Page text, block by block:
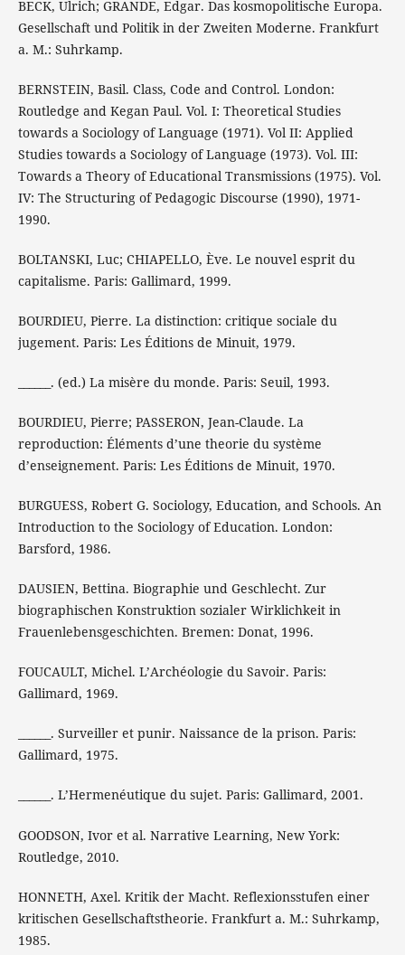
BECK, Ulrich; GRANDE, Edgar. Das kosmopolitische Europa.
Gesellschaft und Politik in der Zweiten Moderne. Frankfurt
a. M.: Suhrkamp.
BERNSTEIN, Basil. Class, Code and Control. London:
Routledge and Kegan Paul. Vol. I: Theoretical Studies
towards a Sociology of Language (1971). Vol II: Applied
Studies towards a Sociology of Language (1973). Vol. III:
Towards a Theory of Educational Transmissions (1975). Vol.
IV: The Structuring of Pedagogic Discourse (1990), 1971-
1990.
BOLTANSKI, Luc; CHIAPELLO, Ève. Le nouvel esprit du
capitalisme. Paris: Gallimard, 1999.
BOURDIEU, Pierre. La distinction: critique sociale du
jugement. Paris: Les Éditions de Minuit, 1979.
______. (ed.) La misère du monde. Paris: Seuil, 1993.
BOURDIEU, Pierre; PASSERON, Jean-Claude. La
reproduction: Éléments d’une theorie du système
d’enseignement. Paris: Les Éditions de Minuit, 1970.
BURGUESS, Robert G. Sociology, Education, and Schools. An
Introduction to the Sociology of Education. London:
Barsford, 1986.
DAUSIEN, Bettina. Biographie und Geschlecht. Zur
biographischen Konstruktion sozialer Wirklichkeit in
Frauenlebensgeschichten. Bremen: Donat, 1996.
FOUCAULT, Michel. L’Archéologie du Savoir. Paris:
Gallimard, 1969.
______. Surveiller et punir. Naissance de la prison. Paris:
Gallimard, 1975.
______. L’Hermenéutique du sujet. Paris: Gallimard, 2001.
GOODSON, Ivor et al. Narrative Learning, New York:
Routledge, 2010.
HONNETH, Axel. Kritik der Macht. Reflexionsstufen einer
kritischen Gesellschaftstheorie. Frankfurt a. M.: Suhrkamp,
1985.